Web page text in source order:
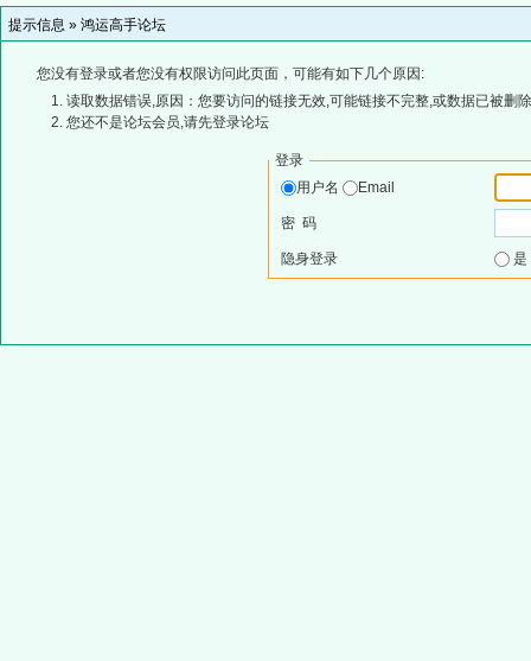
提示信息 » 鸿运高手论坛
您没有登录或者您没有权限访问此页面，可能有如下几个原因:
读取数据错误,原因：您要访问的链接无效,可能链接不完整,或数据已被删
您还不是论坛会员,请先登录论坛
登录
用户名
Email
密 码
隐身登录